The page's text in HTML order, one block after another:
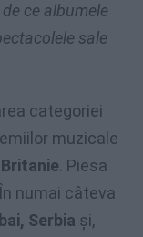
ce albumele
sale
categoriei
muzicale
. Piesa
numai câteva
Serbia şi,